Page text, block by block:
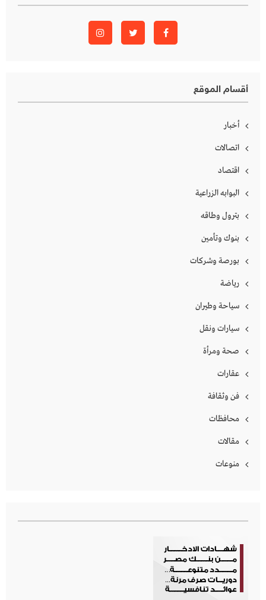
أقسام الموقع
أخبار
اتصالات
اقتصاد
البوابه الزراعية
بترول وطاقه
بنوك وتأمين
بورصة وشركات
رياضة
سياحة وطيران
سيارات ونقل
صحة ومرأة
عقارات
فن وثقافة
محافظات
مقالات
منوعات